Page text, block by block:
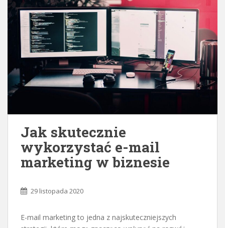
Jak skutecznie
wykorzystać e-mail
marketing w biznesie
29 listopada 2020
E-mail marketing to jedna z najskuteczniejszych